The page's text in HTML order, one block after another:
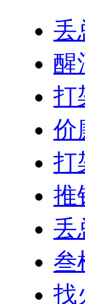
丢
醒
打
价
打
推
丢
叁
找